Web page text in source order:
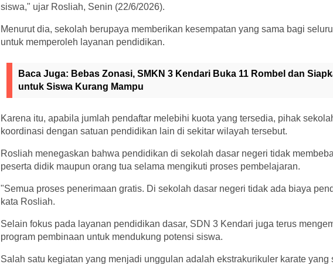
siswa," ujar Rosliah, Senin (22/6/2026).
Menurut dia, sekolah berupaya memberikan kesempatan yang sama bagi
untuk memperoleh layanan pendidikan.
Baca Juga: Bebas Zonasi, SMKN 3 Kendari Buka 11 Rombel dan
untuk Siswa Kurang Mampu
Karena itu, apabila jumlah pendaftar melebihi kuota yang tersedia, pihak
koordinasi dengan satuan pendidikan lain di sekitar wilayah tersebut.
Rosliah menegaskan bahwa pendidikan di sekolah dasar negeri tidak
peserta didik maupun orang tua selama mengikuti proses pembelajaran.
"Semua proses penerimaan gratis. Di sekolah dasar negeri tidak ada biaya
kata Rosliah.
Selain fokus pada layanan pendidikan dasar, SDN 3 Kendari juga terus
program pembinaan untuk mendukung potensi siswa.
Salah satu kegiatan yang menjadi unggulan adalah ekstrakurikuler karate yang